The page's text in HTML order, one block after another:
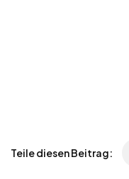
Teile diesen Beitrag: